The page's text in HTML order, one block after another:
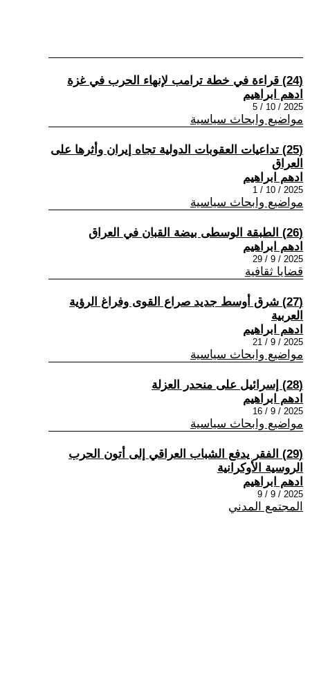
(24) قراءة في خطة ترامب لإنهاء الحرب في غزة
ادهم ابراهيم
2025 / 10 / 5
مواضيع وابحاث سياسية
(25) تداعيات العقوبات الدولية تجاه إيران وأثرها على
العراق
ادهم ابراهيم
2025 / 10 / 1
مواضيع وابحاث سياسية
(26) الطبقة الوسطى بيضة القبان في العراق
ادهم ابراهيم
2025 / 9 / 29
قضايا ثقافية
(27) شرق أوسط جديد صراع القوى وفراغ الرؤية
العربية
ادهم ابراهيم
2025 / 9 / 21
مواضيع وابحاث سياسية
(28) إسرائيل على منحدر العزلة
ادهم ابراهيم
2025 / 9 / 16
مواضيع وابحاث سياسية
(29) الفقر يدفع الشباب العراقي إلى أتون الحرب
الروسية الأوكرانية
ادهم ابراهيم
2025 / 9 / 9
المجتمع المدني